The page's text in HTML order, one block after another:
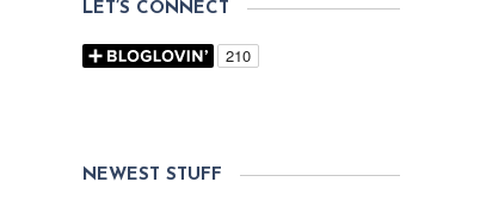
LET’S CONNECT
NEWEST STUFF